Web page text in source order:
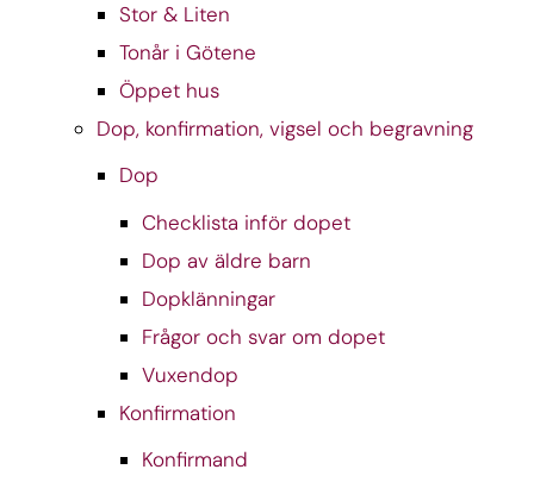
Stor & Liten
Tonår i Götene
Öppet hus
Dop, konfirmation, vigsel och begravning
Dop
Checklista inför dopet
Dop av äldre barn
Dopklänningar
Frågor och svar om dopet
Vuxendop
Konfirmation
Konfirmand